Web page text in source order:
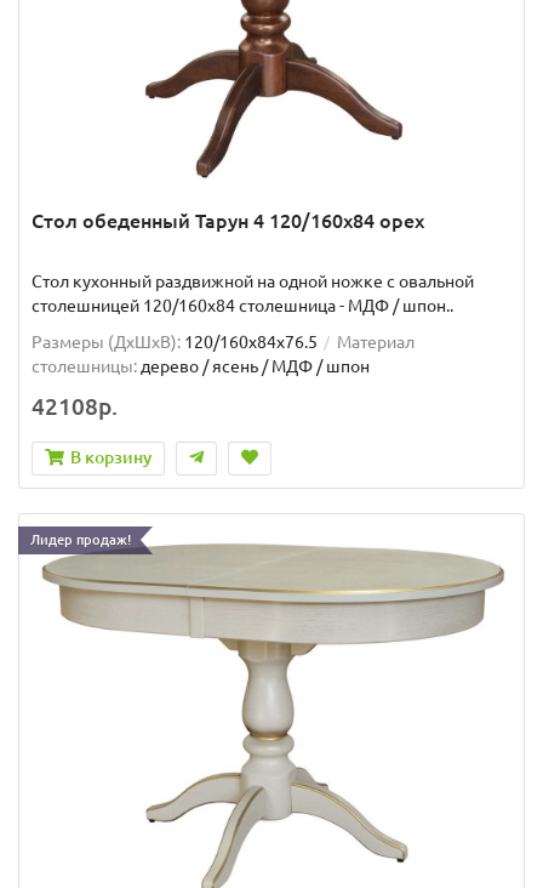
Стол обеденный Тарун 4 120/160х84 орех
Стол кухонный раздвижной на одной ножке с овальной
столешницей 120/160х84 столешница - МДФ / шпон..
Размеры (ДхШxВ): 120/160х84х76.5
Материал
столешницы: дерево / ясень / МДФ / шпон
42108р.
В корзину
Лидер продаж!